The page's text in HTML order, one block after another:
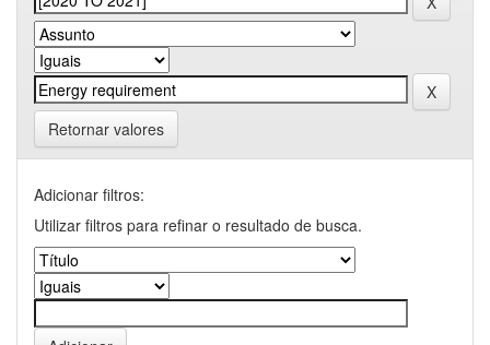
Retornar valores
Adicionar filtros:
Utilizar filtros para refinar o resultado de busca.